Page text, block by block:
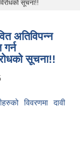
सूचना!!
अतिविपन्न
सूचना!!
विवरणमा दावी